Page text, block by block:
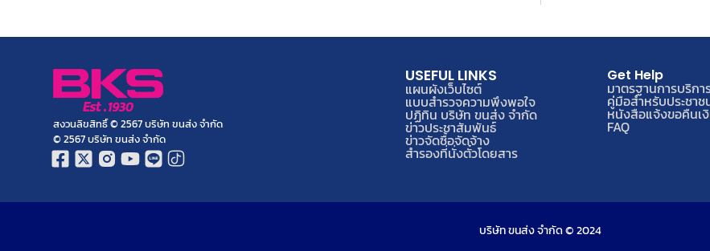
สงวนลิขสิทธิ์ © 2567 บริษัท ขนส่ง จำกัด
© 2567 บริษัท ขนส่ง จำกัด
USEFUL LINKS
แผนผังเว็บไซต์
แบบสำรวจความพึงพอใจ
ปฏิทิน บริษัท ขนส่ง จำกัด
ข่าวประชาสัมพันธ์
ข่าวจัดซื้อจัดจ้าง
สำรองที่นั่งตั๋วโดยสาร
Get Help
มาตรฐานการบริกา
คู่มือสำหรับประชาช
หนังสือแจ้งขอคืนเ
FAQ
บริษัท ขนส่ง จำกัด © 2024